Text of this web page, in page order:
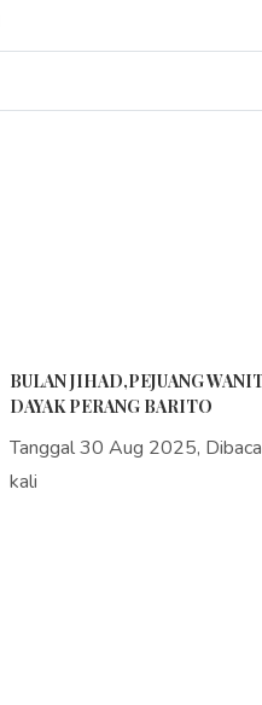
BULAN JIHAD,PEJUANG
DAYAK PERANG BARITO
Tanggal 30 Aug 2025,
kali